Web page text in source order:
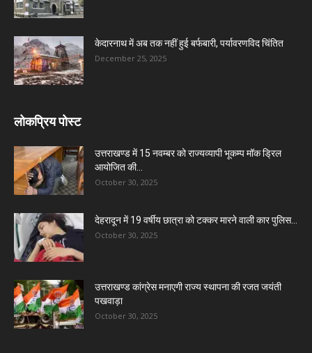
केदारनाथ में अब तक नहीं हुई बर्फबारी, पर्यावरणविद चिंतित
December 25, 2025
लोकप्रिय पोस्ट
उत्तराखण्ड में 15 नवम्बर को राज्यव्यापी भूकम्प मॉक ड्रिल
आयोजित की...
October 30, 2025
देहरादून में 19 वर्षीय छात्रा को टक्कर मारने वाली कार पुलिस...
October 30, 2025
उत्तराखण्ड कांग्रेस मनाएगी राज्य स्थापना की रजत जयंती
पखवाड़ा
October 30, 2025